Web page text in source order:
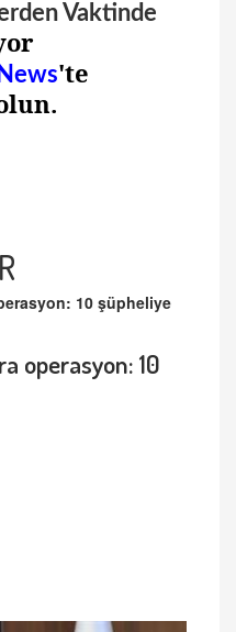
Vaktinde
'te
operasyon: 10